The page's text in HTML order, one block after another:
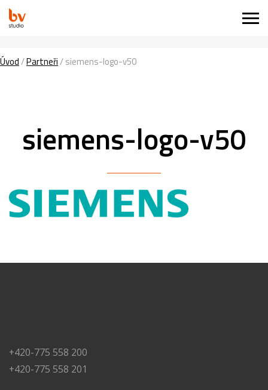
Úvod/Partneři/siemens-logo-v50
siemens-logo-v50
+420-775 558 200
+420-775 558 201